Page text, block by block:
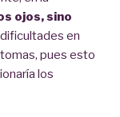
ojos, sino
dificultades en
pues esto
los